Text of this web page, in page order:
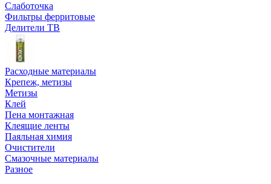
Слаботочка
Фильтры ферритовые
Делители ТВ
Расходные материалы
Крепеж, метизы
Метизы
Клей
Пена монтажная
Клеящие ленты
Паяльная химия
Очистители
Смазочные материалы
Разное